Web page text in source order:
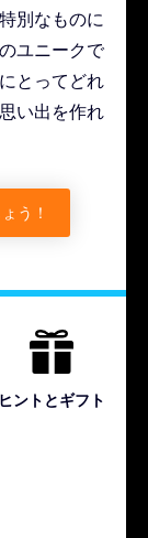
別なものに
ユニークで
とってどれ
い出を作れ
う！
ヒントとギフト